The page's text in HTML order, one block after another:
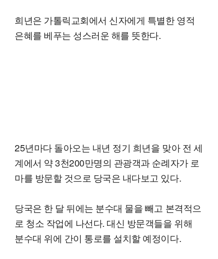
희년은 가톨릭교회에서 신자에게 특별한 영적
은혜를 베푸는 성스러운 해를 뜻한다.
25년마다 돌아오는 내년 정기 희년을 맞아 전 세
계에서 약 3천200만명의 관광객과 순례자가 로
마를 방문할 것으로 당국은 내다보고 있다.
당국은 한 달 뒤에는 분수대 물을 빼고 본격적으
로 청소 작업에 나선다. 대신 방문객들을 위해
분수대 위에 간이 통로를 설치할 예정이다.